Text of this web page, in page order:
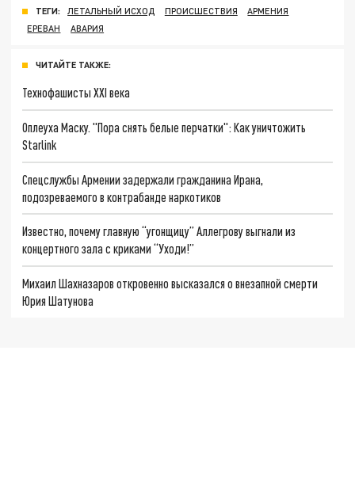
ТЕГИ: ЛЕТАЛЬНЫЙ ИСХОД ПРОИСШЕСТВИЯ
АРМЕНИЯ
ЕРЕВАН
АВАРИЯ
ЧИТАЙТЕ ТАКЖЕ:
Технофашисты XXI века
Оплеуха Маску. "Пора снять белые перчатки": Как уничтожить
Starlink
Спецслужбы Армении задержали гражданина Ирана,
подозреваемого в контрабанде наркотиков
Известно, почему главную “угонщицу” Аллегрову выгнали из
концертного зала с криками “Уходи!”
Михаил Шахназаров откровенно высказался о внезапной смерти
Юрия Шатунова